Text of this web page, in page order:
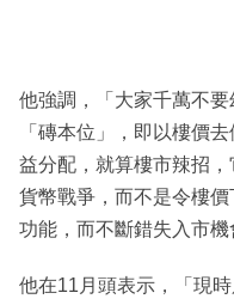
他強調，「大家千萬不
「磚本位」，即以樓價
益分配，就算樓市辣招
貨幣戰爭，而不是令樓
功能，而不斷錯失入市機
他在11月頭表示，「現